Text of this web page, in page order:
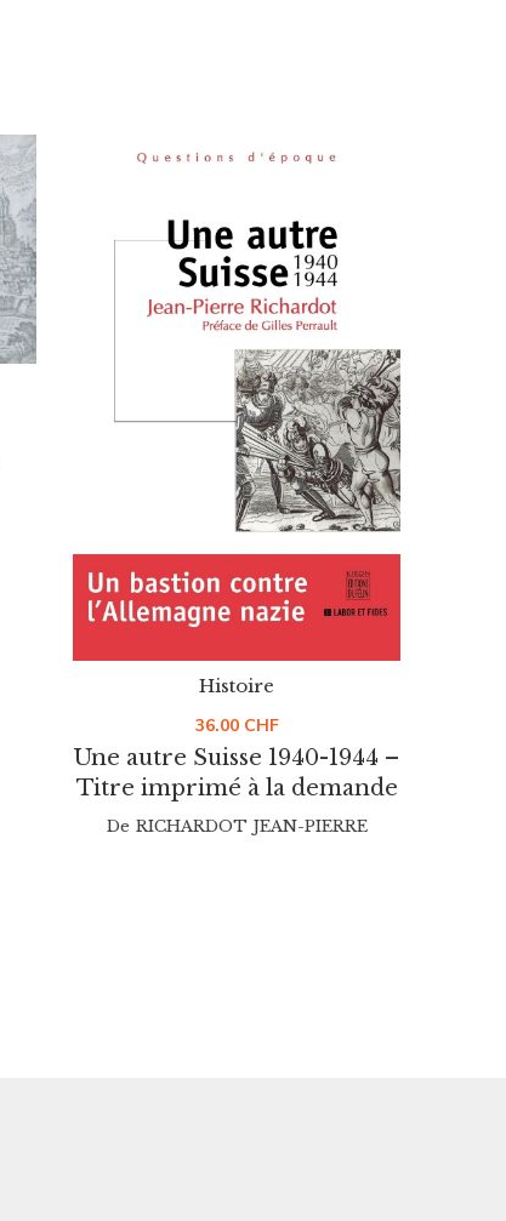
Une autre Suisse 1940-1944 –
Titre imprimé à la demande
Histoire
36.00 CHF
De RICHARDOT JEAN-PIERRE